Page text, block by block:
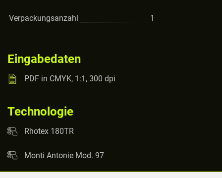
Verpackungsanzahl 1
Eingabedaten
PDF in CMYK, 1:1, 300 dpi
Technologie
Rhotex 180TR
Monti Antonie Mod. 97